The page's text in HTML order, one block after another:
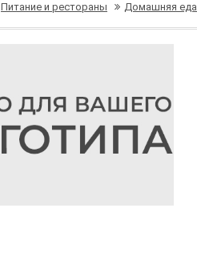
Питание и рестораны Домашняя еда